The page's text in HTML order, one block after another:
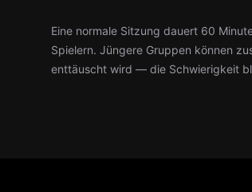
Eine normale Sitzung dauert 60
Spielern. Jüngere Gruppen können
enttäuscht wird — die Schwierigkeit